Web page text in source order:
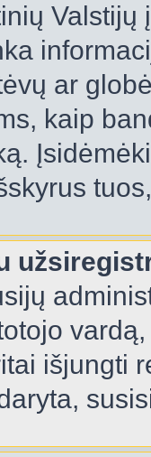
ar
kaip
išjungti